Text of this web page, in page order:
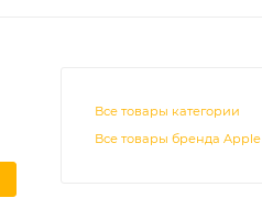
Все товары категории
Все товары бренда Apple